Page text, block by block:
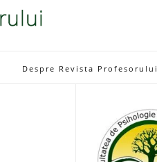
Despre Revista Profesorului